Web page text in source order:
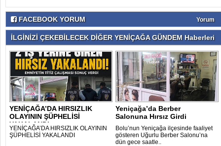
FACEBOOK YORUM Yorum
İLGİNİZİ ÇEKEBİLECEK DİĞER YENİÇAĞA GÜNDEM Haberleri
YENİÇAĞA’DA HIRSIZLIK
OLAYININ ŞÜPHELİSİ
YAKALANDI
YENİÇAĞA’DA HIRSIZLIK OLAYININ
ŞÜPHELİSİ YAKALANDI
Yeniçağa’da Berber
Salonuna Hırsız Girdi
Bolu’nun Yeniçağa ilçesinde faaliyet
gösteren Uğurlu Berber Salonu’na
dün gece saatle..